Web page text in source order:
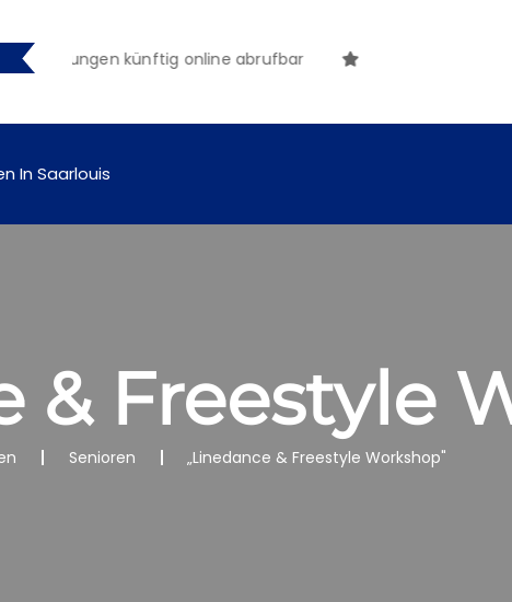
künftig online abrufbar
In Saarlouis
& Freestyle
Senioren „Linedance & Freestyle Workshop"